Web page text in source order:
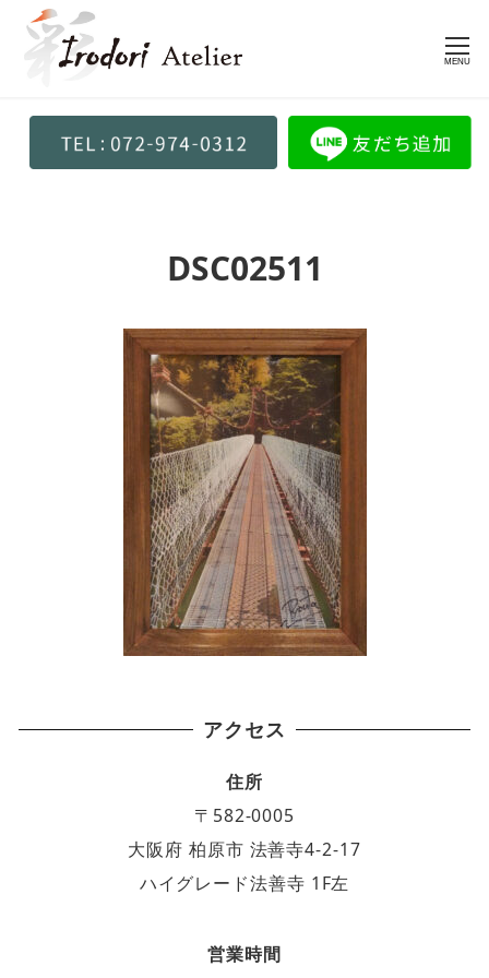
MENU
DSC02511
アクセス
住所
〒582-0005
大阪府 柏原市 法善寺4-2-17
ハイグレード法善寺 1F左
営業時間